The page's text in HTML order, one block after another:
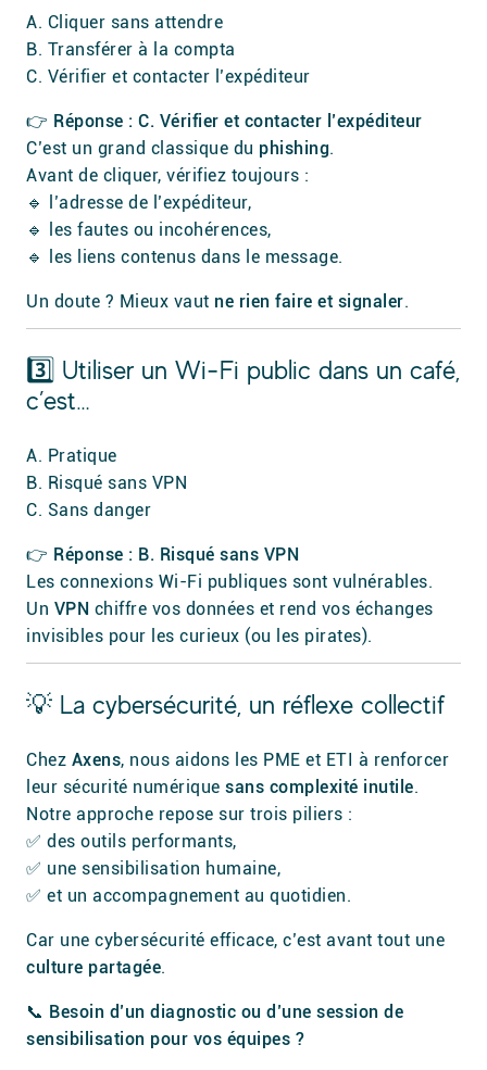
A. Cliquer sans attendre
B. Transférer à la compta
C. Vérifier et contacter l’expéditeur
👉 Réponse : C. Vérifier et contacter l’expéditeur
C’est un grand classique du phishing.
Avant de cliquer, vérifiez toujours :
🔹 l’adresse de l’expéditeur,
🔹 les fautes ou incohérences,
🔹 les liens contenus dans le message.
Un doute ? Mieux vaut ne rien faire et signaler.
3️⃣ Utiliser un Wi-Fi public dans un café,
c’est…
A. Pratique
B. Risqué sans VPN
C. Sans danger
👉 Réponse : B. Risqué sans VPN
Les connexions Wi-Fi publiques sont vulnérables.
Un VPN chiffre vos données et rend vos échanges
invisibles pour les curieux (ou les pirates).
💡 La cybersécurité, un réflexe collectif
Chez Axens, nous aidons les PME et ETI à renforcer
leur sécurité numérique sans complexité inutile.
Notre approche repose sur trois piliers :
✅ des outils performants,
✅ une sensibilisation humaine,
✅ et un accompagnement au quotidien.
Car une cybersécurité efficace, c’est avant tout une
culture partagée.
📞 Besoin d’un diagnostic ou d’une session de
sensibilisation pour vos équipes ?